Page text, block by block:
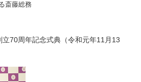
斎藤総務
70周年記念式典（令和元年11月13